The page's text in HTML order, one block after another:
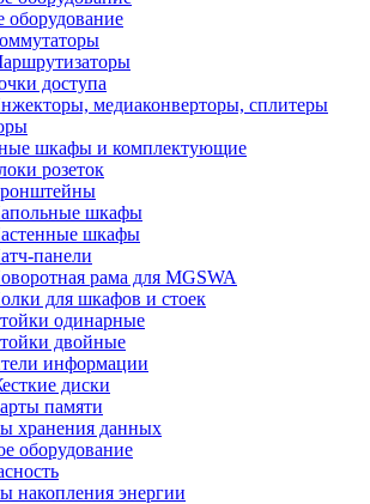
оборудование
доступа
медиаконверторы, сплитеры
шкафы и комплектующие
розеток
шкафы
шкафы
панели
рама для MGSWA
для шкафов и стоек
одинарные
двойные
информации
диски
памяти
хранения данных
оборудование
накопления энергии